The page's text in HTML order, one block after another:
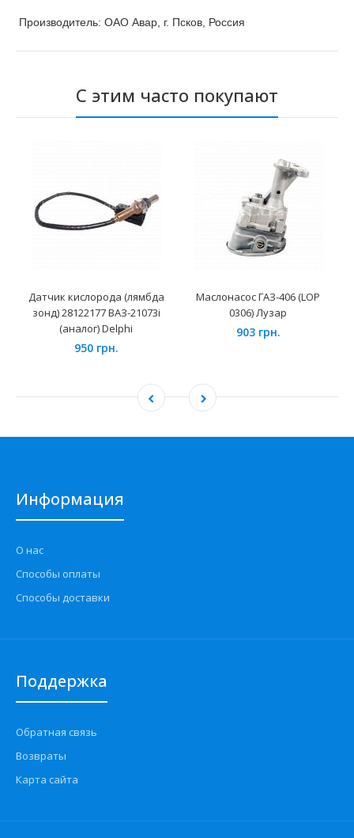
Производитель: ОАО Авар, г. Псков, Россия
С этим часто покупают
Датчик кислорода (лямбда
зонд) 28122177 ВАЗ-21073i
(аналог) Delphi
950 грн.
Маслонасос ГАЗ-406 (LOP
0306) Лузар
903 грн.
Информация
О нас
Способы оплаты
Способы доставки
Поддержка
Обратная связь
Возвраты
Карта сайта